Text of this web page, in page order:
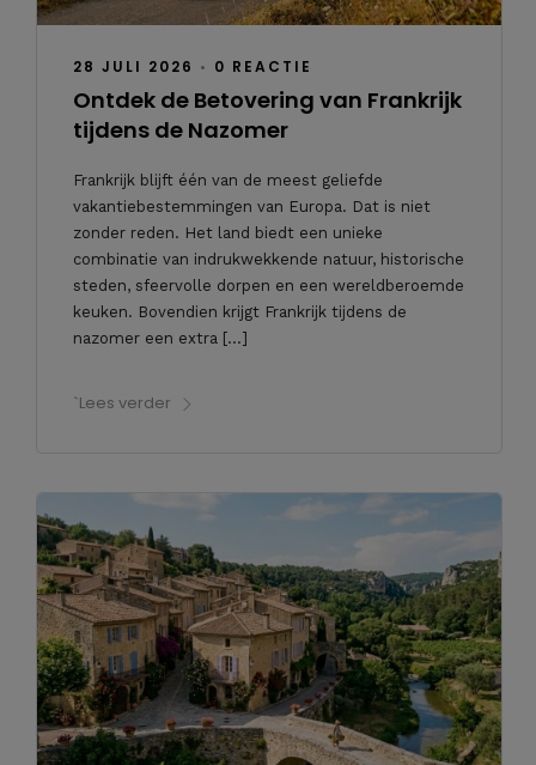
28 JULI 2026 • 0 REACTIE
Ontdek de Betovering van Frankrijk
tijdens de Nazomer
Frankrijk blijft één van de meest geliefde
vakantiebestemmingen van Europa. Dat is niet
zonder reden. Het land biedt een unieke
combinatie van indrukwekkende natuur, historische
steden, sfeervolle dorpen en een wereldberoemde
keuken. Bovendien krijgt Frankrijk tijdens de
nazomer een extra […]
`Lees verder